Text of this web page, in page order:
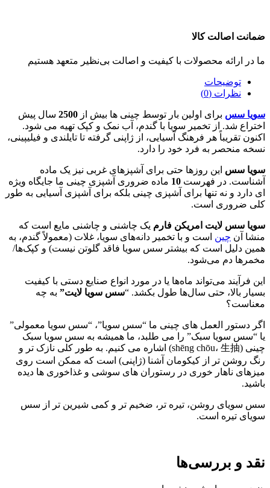
ضمانت اصالت کالا
ما در ارائه محصولات با کیفیت و اصالت بی‌نظیر متعهد هستیم
توضیحات
نظرات (0)
سویا سس برای اولین بار توسط چینی ها بیش از 2500 سال پیش
اختراع شد. از تخمیر سویا با گندم، آب نمک و کپک تهیه می شود.
اکنون تقریباً هر فرهنگ آسیایی، از ژاپنی گرفته تا تایلندی و فیلیپینی،
نسخه منحصر به فرد خود را دارد.
سویا سس این روزها حتی برای آشپزهای غربی نیز یک ماده
آشناست. در فهرست 10 ماده ضروری آشپزی چینی ما جایگاه ویژه
ای دارد و نه تنها برای آشپزی چینی بلکه برای آشپزی آسیایی به طور
کلی ضروری است.
سویا سس لایت امریکن فارم یک چاشنی و چاشنی مایع است که
منشا آن چین است و با تخمیر دانه‌های سویا، غلات (معمولاً گندم، به
همین دلیل است که بیشتر سس سویا فاقد گلوتن نیست) و کپک‌ها/
مخمرها دم می‌شود.
این فرآیند می‌تواند ماه‌ها یا در مورد انواع صنایع دستی با کیفیت
بسیار بالا، حتی سال‌ها طول بکشد. “سس سویا لایت” به چه
معناست؟
اگر دستور العمل های چینی ما “سس سویا”، “سس سویا معمولی”
یا “سس سویا سبک” را می طلبد، ما همیشه به سس سویا سبک
چینی (shēng chōu، 生抽) اشاره می کنیم. به طور کلی نازک تر و
رنگ روشن تر از کیکومان آشنا (ژاپنی) است که ممکن است روی
میزهای ناهار خوری در رستوران های سوشی و غذاخوری ها دیده
باشید.
سس سویای روشن، تیره تر، ضخیم تر و کمی شیرین تر از سس
سویای تیره است.
نقد و بررسی‌ها